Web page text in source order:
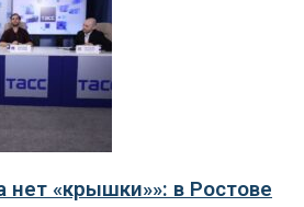
нет «крышки»»: в Ростове